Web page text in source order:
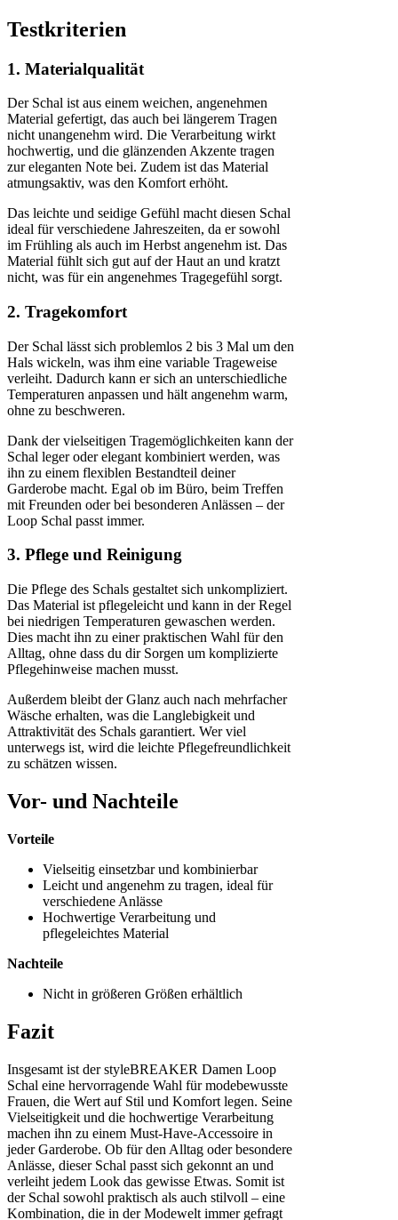
Testkriterien
1. Materialqualität
Der Schal ist aus einem weichen, angenehmen
Material gefertigt, das auch bei längerem Tragen
nicht unangenehm wird. Die Verarbeitung wirkt
hochwertig, und die glänzenden Akzente tragen
zur eleganten Note bei. Zudem ist das Material
atmungsaktiv, was den Komfort erhöht.
Das leichte und seidige Gefühl macht diesen Schal
ideal für verschiedene Jahreszeiten, da er sowohl
im Frühling als auch im Herbst angenehm ist. Das
Material fühlt sich gut auf der Haut an und kratzt
nicht, was für ein angenehmes Tragegefühl sorgt.
2. Tragekomfort
Der Schal lässt sich problemlos 2 bis 3 Mal um den
Hals wickeln, was ihm eine variable Trageweise
verleiht. Dadurch kann er sich an unterschiedliche
Temperaturen anpassen und hält angenehm warm,
ohne zu beschweren.
Dank der vielseitigen Tragemöglichkeiten kann der
Schal leger oder elegant kombiniert werden, was
ihn zu einem flexiblen Bestandteil deiner
Garderobe macht. Egal ob im Büro, beim Treffen
mit Freunden oder bei besonderen Anlässen – der
Loop Schal passt immer.
3. Pflege und Reinigung
Die Pflege des Schals gestaltet sich unkompliziert.
Das Material ist pflegeleicht und kann in der Regel
bei niedrigen Temperaturen gewaschen werden.
Dies macht ihn zu einer praktischen Wahl für den
Alltag, ohne dass du dir Sorgen um komplizierte
Pflegehinweise machen musst.
Außerdem bleibt der Glanz auch nach mehrfacher
Wäsche erhalten, was die Langlebigkeit und
Attraktivität des Schals garantiert. Wer viel
unterwegs ist, wird die leichte Pflegefreundlichkeit
zu schätzen wissen.
Vor- und Nachteile
Vorteile
Vielseitig einsetzbar und kombinierbar
Leicht und angenehm zu tragen, ideal für
verschiedene Anlässe
Hochwertige Verarbeitung und
pflegeleichtes Material
Nachteile
Nicht in größeren Größen erhältlich
Fazit
Insgesamt ist der styleBREAKER Damen Loop
Schal eine hervorragende Wahl für modebewusste
Frauen, die Wert auf Stil und Komfort legen. Seine
Vielseitigkeit und die hochwertige Verarbeitung
machen ihn zu einem Must-Have-Accessoire in
jeder Garderobe. Ob für den Alltag oder besondere
Anlässe, dieser Schal passt sich gekonnt an und
verleiht jedem Look das gewisse Etwas. Somit ist
der Schal sowohl praktisch als auch stilvoll – eine
Kombination, die in der Modewelt immer gefragt